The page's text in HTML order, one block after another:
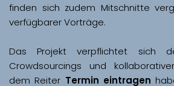
finden sich zudem Mitschnitte
Das Projekt verpflichtet sich
Crowdsourcings und
dem Reiter Termin eintragen